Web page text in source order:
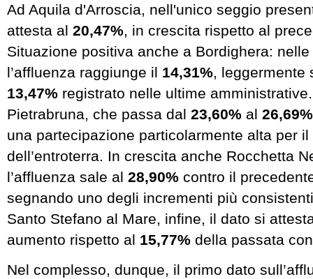
Ad Aquila d'Arroscia, nell'unico seggio
attesta al 20,47% , in crescita rispetto al
Situazione positiva anche a Bordighera: nelle
l’affluenza raggiunge il 14,31% ,
13,47% registrato nelle ultime
Pietrabruna, che passa dal 23,60% al 26,69%
una partecipazione particolarmente alta per
dell’entroterra. In crescita anche Rocchetta
l’affluenza sale al 28,90% contro il
segnando uno degli incrementi più
Santo Stefano al Mare, infine, il dato si
aumento rispetto al 15,77% della passata
Nel complesso, dunque, il primo dato